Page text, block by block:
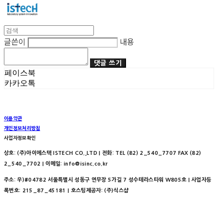
글쓴이 내용
댓글 쓰기
페이스북
카카오톡
이용약관
개인정보처리방침
사업자정보확인
상호: (주)아이에스텍 ISTECH CO.,LTD | 전화: TEL (82) 2_540_7707 FAX (82)
2_540_7702 | 이메일: info@isinc.co.kr
주소: 우)#04782 서울특별시 성동구 연무장 5가길 7 성수테라스타워 W805호 | 사업자등
록번호: 215_87_45181 | 호스팅제공자: (주)식스샵